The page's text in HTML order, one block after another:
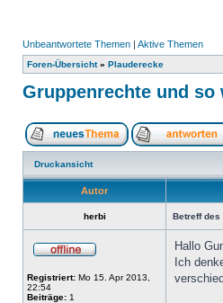
Unbeantwortete Themen | Aktive Themen
Foren-Übersicht» Plauderecke
Gruppenrechte und so
Druckansicht
Autor
herbi Betreff des
Registriert: Mo 15. Apr 2013,
22:54
Beiträge: 1
Hallo
Ich